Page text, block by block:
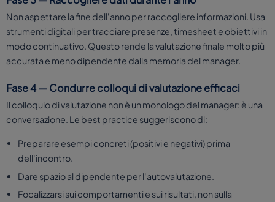
Non aspettare la fine dell'anno per raccogliere informazioni. Usa
strumenti digitali per tracciare presenze, timesheet e obiettivi in
modo continuativo. Questo rende la valutazione finale molto più
accurata e meno dipendente dalla memoria del manager.
Fase 4 — Condurre colloqui di valutazione efficaci
Il colloquio di valutazione non è un monologo del manager: è una
conversazione. Le best practice suggeriscono di:
Preparare esempi concreti (positivi e negativi) prima
dell'incontro.
Dare spazio al dipendente per l'autovalutazione.
Focalizzarsi sui comportamenti e sui risultati, non sulla